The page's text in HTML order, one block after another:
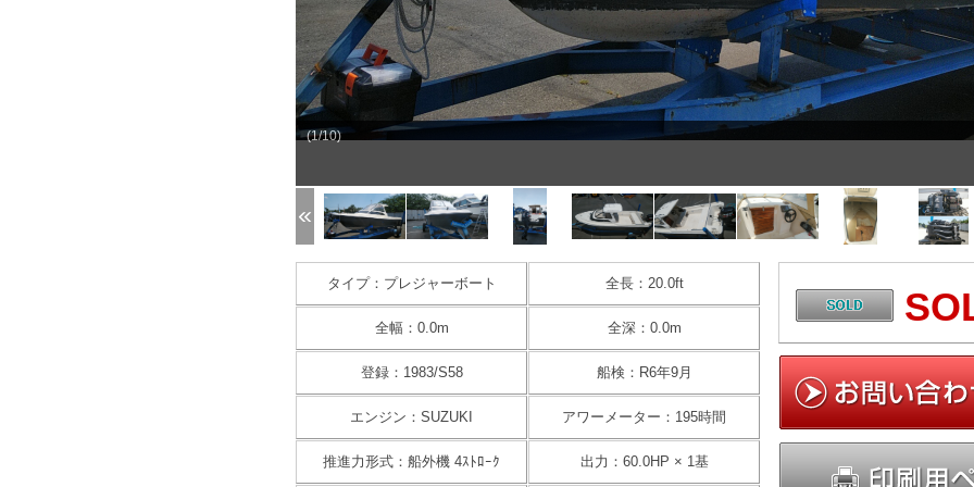
(1/10)
タイプ：プレジャーボート 全長：20.0ft
全幅：0.0m 全深：0.0m
登録：1983/S58 船検：R6年9月
エンジン：SUZUKI アワーメーター：195時間
推進力形式：船外機 4ｽﾄﾛｰｸ 出力：60.0HP × 1基